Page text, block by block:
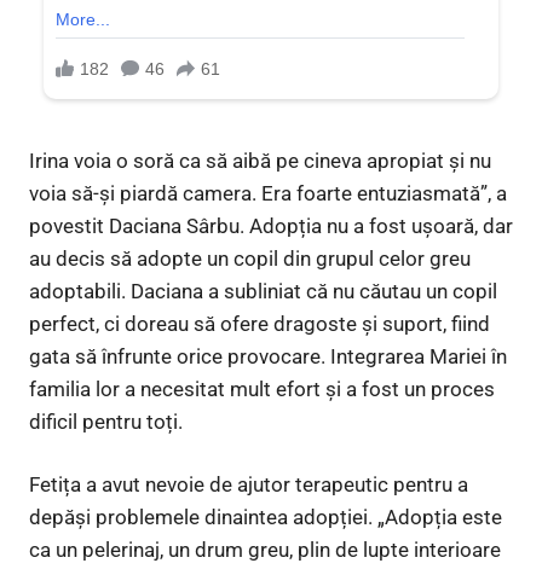
Irina voia o soră ca să aibă pe cineva apropiat și nu
voia să-și piardă camera. Era foarte entuziasmată”, a
povestit Daciana Sârbu. Adopția nu a fost ușoară, dar
au decis să adopte un copil din grupul celor greu
adoptabili. Daciana a subliniat că nu căutau un copil
perfect, ci doreau să ofere dragoste și suport, fiind
gata să înfrunte orice provocare. Integrarea Mariei în
familia lor a necesitat mult efort și a fost un proces
dificil pentru toți.
Fetița a avut nevoie de ajutor terapeutic pentru a
depăși problemele dinaintea adopției. „Adopția este
ca un pelerinaj, un drum greu, plin de lupte interioare